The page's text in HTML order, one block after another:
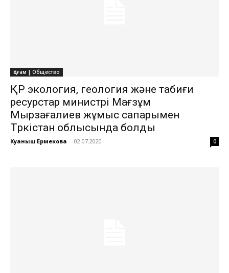
Қоғам | Общество
ҚР экология, геология және табиғи
ресурстар министрі Мағзұм
Мырзағалиев жұмыс сапарымен
Түркістан облысында болды
Куаныш Ермекова - 02.07.2020 0